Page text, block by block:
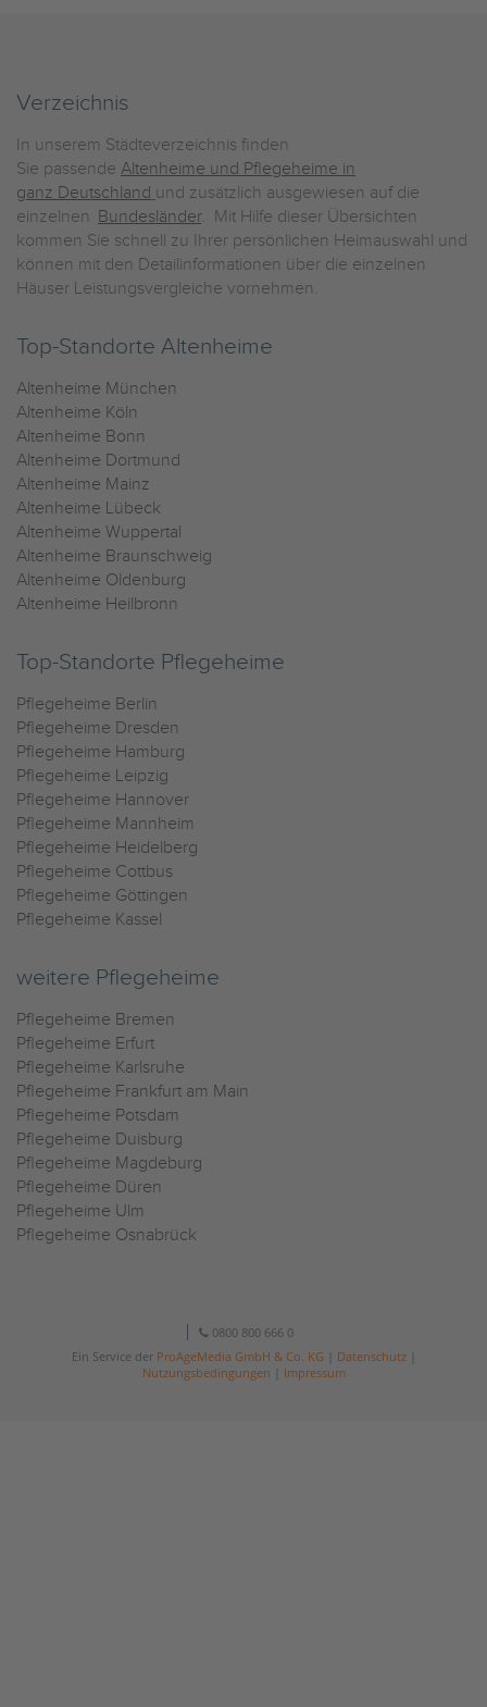
Verzeichnis
In unserem Städteverzeichnis finden
Sie passende Altenheime und Pflegeheime in
ganz Deutschland und zusätzlich ausgewiesen auf die
einzelnen Bundesländer. Mit Hilfe dieser Übersichten
kommen Sie schnell zu Ihrer persönlichen Heimauswahl und
können mit den Detailinformationen über die einzelnen
Häuser Leistungsvergleiche vornehmen.
Top-Standorte Altenheime
Altenheime München
Altenheime Köln
Altenheime Bonn
Altenheime Dortmund
Altenheime Mainz
Altenheime Lübeck
Altenheime Wuppertal
Altenheime Braunschweig
Altenheime Oldenburg
Altenheime Heilbronn
Top-Standorte Pflegeheime
Pflegeheime Berlin
Pflegeheime Dresden
Pflegeheime Hamburg
Pflegeheime Leipzig
Pflegeheime Hannover
Pflegeheime Mannheim
Pflegeheime Heidelberg
Pflegeheime Cottbus
Pflegeheime Göttingen
Pflegeheime Kassel
weitere Pflegeheime
Pflegeheime Bremen
Pflegeheime Erfurt
Pflegeheime Karlsruhe
Pflegeheime Frankfurt am Main
Pflegeheime Potsdam
Pflegeheime Duisburg
Pflegeheime Magdeburg
Pflegeheime Düren
Pflegeheime Ulm
Pflegeheime Osnabrück
0800 800 666 0
Ein Service der ProAgeMedia GmbH & Co. KG Datenschutz|
Nutzungsbedingungen
Impressum